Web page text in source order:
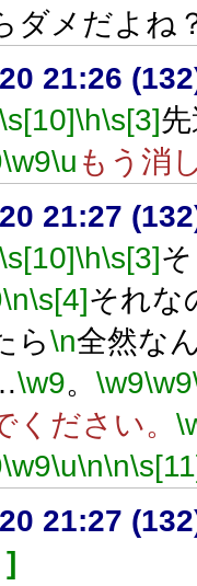
ダメだよね
21:26
\s[10]\h\s[3]
\w9\u もう消
21:27
\s[10]\h\s[3]
\n\s[4]それな
ら\n全然な
\w9。 \w9\w9
ください。
\w9\u\n\n
21:27
]